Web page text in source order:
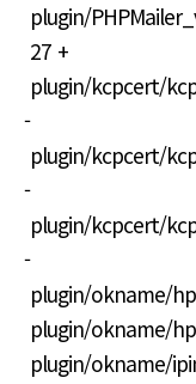
plugin/
27 +
plugin/
-
plugin/
-
plugin/
-
plugin/
plugin/
plugin/